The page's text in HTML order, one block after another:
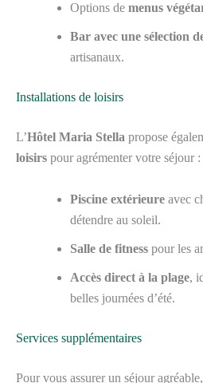
Options de menus
Bar avec une sélection
artisanaux.
Installations de loisirs
L’Hôtel Maria Stella propose
loisirs pour agrémenter votre séjour :
Piscine extérieure avec
détendre au soleil.
Salle de fitness pour les
Accès direct à la plage,
belles journées d’été.
Services supplémentaires
Pour vous assurer un séjour